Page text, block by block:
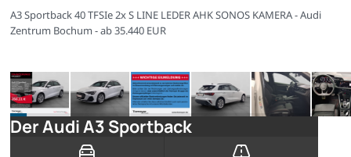
A3 Sportback 40 TFSIe 2x S LINE LEDER AHK SONOS KAMERA - Audi
Zentrum Bochum - ab 35.440 EUR
Der Audi A3 Sportback